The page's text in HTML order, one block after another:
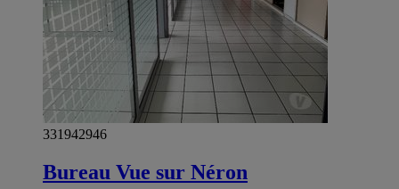
331942946
Bureau Vue sur Néron